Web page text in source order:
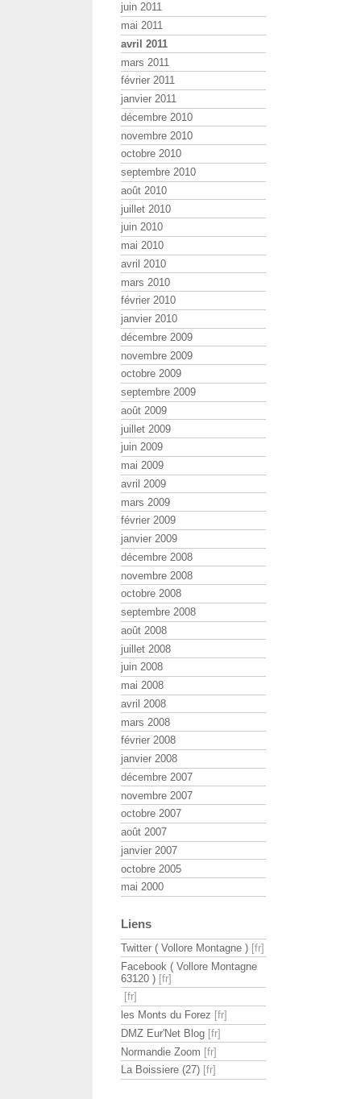
juin 2011
mai 2011
avril 2011
mars 2011
février 2011
janvier 2011
décembre 2010
novembre 2010
octobre 2010
septembre 2010
août 2010
juillet 2010
juin 2010
mai 2010
avril 2010
mars 2010
février 2010
janvier 2010
décembre 2009
novembre 2009
octobre 2009
septembre 2009
août 2009
juillet 2009
juin 2009
mai 2009
avril 2009
mars 2009
février 2009
janvier 2009
décembre 2008
novembre 2008
octobre 2008
septembre 2008
août 2008
juillet 2008
juin 2008
mai 2008
avril 2008
mars 2008
février 2008
janvier 2008
décembre 2007
novembre 2007
octobre 2007
août 2007
janvier 2007
octobre 2005
mai 2000
Liens
Twitter ( Vollore Montagne )
Facebook ( Vollore Montagne
63120 )
les Monts du Forez
DMZ Eur'Net Blog
Normandie Zoom
La Boissiere (27)